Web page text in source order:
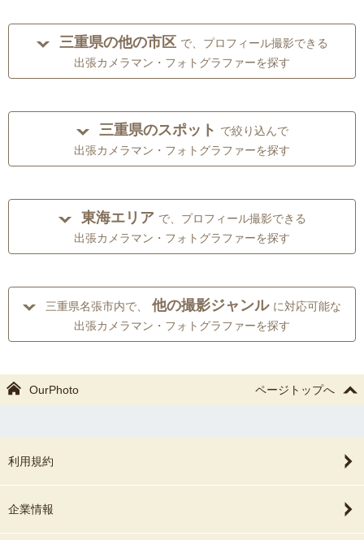
三重県の他の市区 で、プロフィール撮影できる
出張カメラマン・フォトグラファーを探す
三重県のスポット で絞り込んで
出張カメラマン・フォトグラファーを探す
東海エリア で、プロフィール撮影できる
出張カメラマン・フォトグラファーを探す
三重県名張市内で、 他の撮影ジャンル に対応可能な
出張カメラマン・フォトグラファーを探す
OurPhoto ページトップへ
利用規約
企業情報